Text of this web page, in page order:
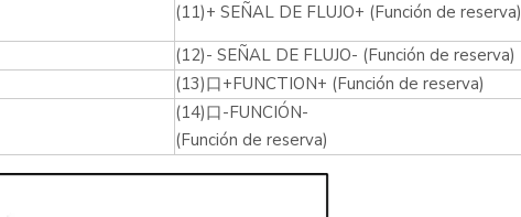
(11)+ SEÑAL DE FLUJO+ (Función de reserva)
(12)- SEÑAL DE FLUJO- (Función de reserva)
(13)口+FUNCTION+ (Función de reserva)
(14)口-FUNCIÓN-
(Función de reserva)